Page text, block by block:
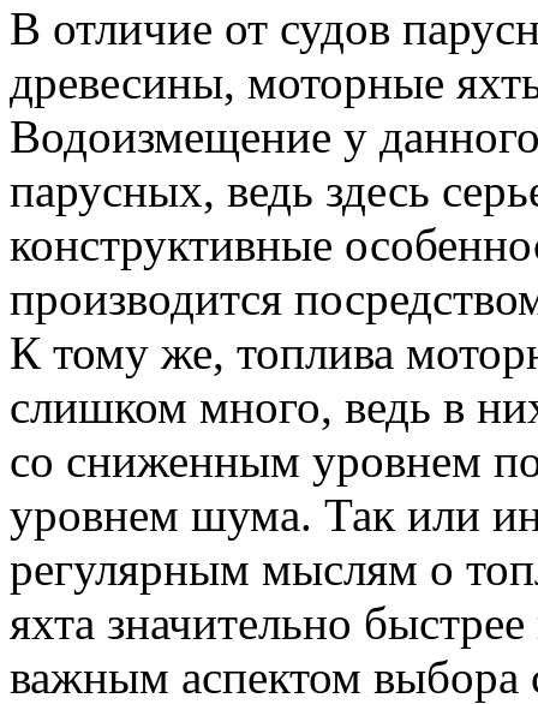
В отличие от судов
древесины, моторные
Водоизмещение у
парусных, ведь здесь
конструктивные
производится
К тому же, топлива
слишком много, ведь в
со сниженным уровнем
уровнем шума. Так или
регулярным мыслям о
яхта значительно
важным аспектом выбора